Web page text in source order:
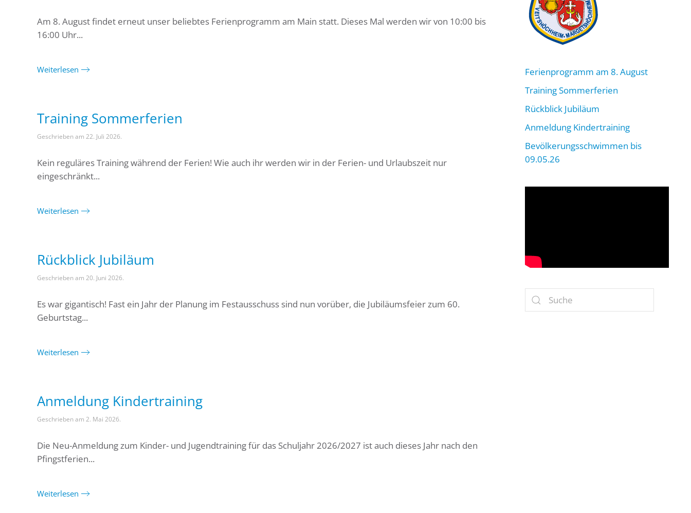
Am 8. August findet erneut unser beliebtes Ferienprogramm am Main statt. Dieses Mal werden wir von 10:00 bis
16:00 Uhr...
Weiterlesen
Training Sommerferien
Geschrieben am 22. Juli 2026.
Kein reguläres Training während der Ferien! Wie auch ihr werden wir in der Ferien- und Urlaubszeit nur
eingeschränkt...
Weiterlesen
Rückblick Jubiläum
Geschrieben am 20. Juni 2026.
Es war gigantisch! Fast ein Jahr der Planung im Festausschuss sind nun vorüber, die Jubiläumsfeier zum 60.
Geburtstag...
Weiterlesen
Anmeldung Kindertraining
Geschrieben am 2. Mai 2026.
Die Neu-Anmeldung zum Kinder- und Jugendtraining für das Schuljahr 2026/2027 ist auch dieses Jahr nach den
Pfingstferien...
Weiterlesen
Ferienprogramm am 8. August
Training Sommerferien
Rückblick Jubiläum
Anmeldung Kindertraining
Bevölkerungsschwimmen bis
09.05.26